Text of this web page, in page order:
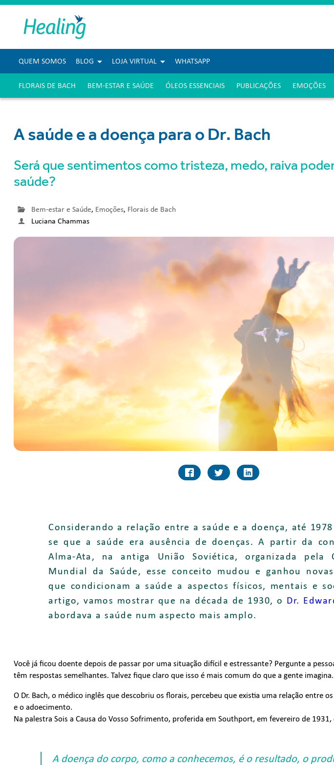
QUEM SOMOS BLOG LOJA VIRTUAL WHATSAPP
FLORAIS DE BACH BEM-ESTAR E SAÚDE ÓLEOS ESSENCIAIS PUBLICAÇÕES EMOÇÕES
A saúde e a doença para o Dr. Bach
Será que sentimentos como tristeza, medo, raiva
saúde?
Bem-estar e Saúde, Emoções, Florais de Bach
Luciana Chammas
Considerando a relação entre a saúde e a doença, até
se que a saúde era ausência de doenças. A partir da
Alma-Ata, na antiga União Soviética, organizada pela
Mundial da Saúde, esse conceito mudou e ganhou
que condicionam a saúde a aspectos físicos, mentais e
artigo, vamos mostrar que na década de 1930, o Dr.
abordava a saúde num aspecto mais amplo.
Você já ficou doente depois de passar por uma situação difícil e estressante? Pergunte a
têm respostas semelhantes. Talvez fique claro que isso é mais comum do que a gente imagina.
O Dr. Bach, o médico inglês que descobriu os florais, percebeu que existia uma relação entre
e o adoecimento.
Na palestra Sois a Causa do Vosso Sofrimento, proferida em Southport, em fevereiro de 1931,
A doença do corpo, como a conhecemos, é o resultado, o